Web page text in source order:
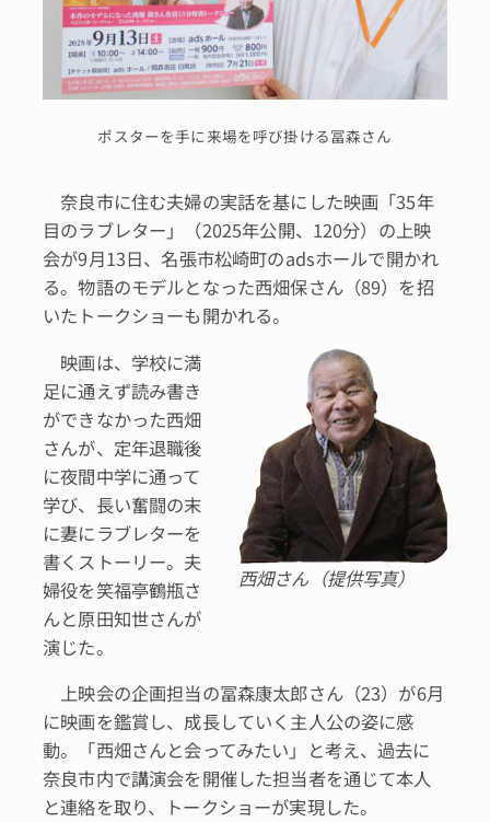
ポスターを手に来場を呼び掛ける冨森さん
奈良市に住む夫婦の実話を基にした映画「35年
目のラブレター」（2025年公開、120分）の上映
会が9月13日、名張市松崎町のadsホールで開かれ
る。物語のモデルとなった西畑保さん（89）を招
いたトークショーも開かれる。
西畑さん（提供写真）
映画は、学校に満
足に通えず読み書き
ができなかった西畑
さんが、定年退職後
に夜間中学に通って
学び、長い奮闘の末
に妻にラブレターを
書くストーリー。夫
婦役を笑福亭鶴瓶さ
んと原田知世さんが
演じた。
上映会の企画担当の冨森康太郎さん（23）が6月
に映画を鑑賞し、成長していく主人公の姿に感
動。「西畑さんと会ってみたい」と考え、過去に
奈良市内で講演会を開催した担当者を通じて本人
と連絡を取り、トークショーが実現した。